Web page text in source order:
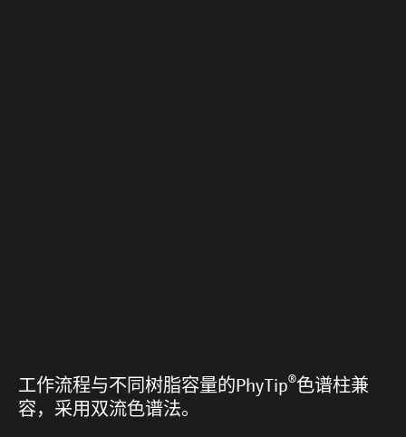
工作流程与不同树脂容量的PhyTip®色谱柱兼
容，采用双流色谱法。